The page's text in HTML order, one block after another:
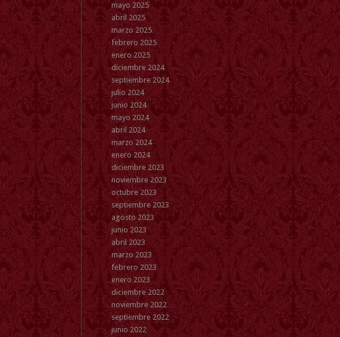
mayo 2025
abril 2025
marzo 2025
febrero 2025
enero 2025
diciembre 2024
septiembre 2024
julio 2024
junio 2024
mayo 2024
abril 2024
marzo 2024
enero 2024
diciembre 2023
noviembre 2023
octubre 2023
septiembre 2023
agosto 2023
junio 2023
abril 2023
marzo 2023
febrero 2023
enero 2023
diciembre 2022
noviembre 2022
septiembre 2022
junio 2022